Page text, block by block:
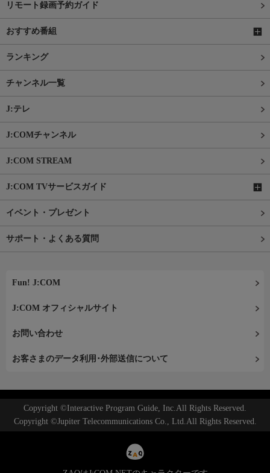
リモート録画予約ガイド
おすすめ番組
ランキング
チャンネル一覧
J:テレ
J:COMチャンネル
J:COM STREAM
J:COM TVサービスガイド
イベント・プレゼント
サポート・よくある質問
Fun! J:COM
J:COM オフィシャルサイト
お問い合わせ
お客さまのデータ利用･外部送信について
Copyright ©Interactive Program Guide, Inc.All Rights Reserved.
Copyright ©Jupiter Telecommunications Co., Ltd.All Rights Reserved.